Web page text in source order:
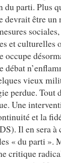
du parti. Plus
devrait être un
sociales,
et culturelles
occupe
vieux
perdue.
Une
et la
Il en sera
« du parti ».
critique